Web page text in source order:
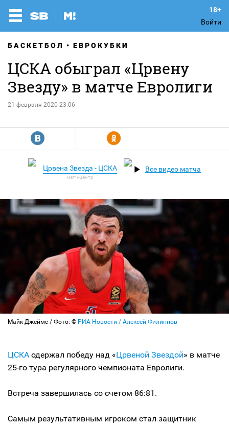
Войти
БАСКЕТБОЛ ЕВРОКУБКИ
ЦСКА обыграл «Црвену
Звезду» в матче Евролиги
21 февраля 2020 23:06
R Y
Црвена Звезда - ЦСКА Все видео матча
Майк Джеймс / Фото: © РИА Новости / Алексей Филиппов
ЦСКА одержал победу над «Црвеной Звездой» в матче
25-го тура регулярного чемпионата Евролиги.
Встреча завершилась со счетом 86:81.
Самым результативным игроком стал защитник